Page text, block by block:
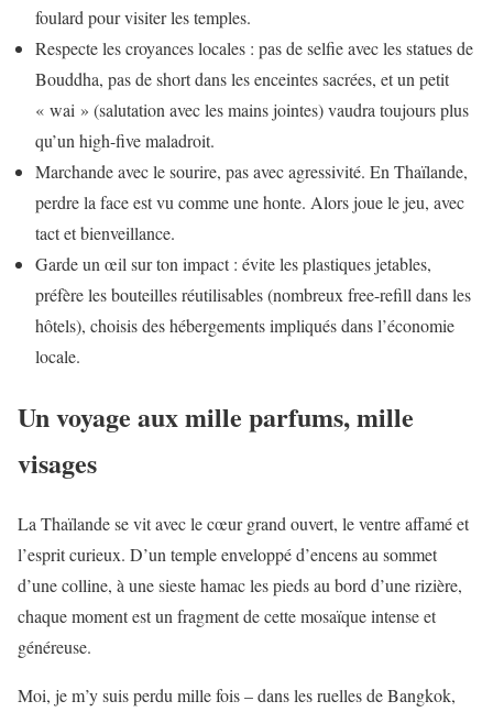
foulard pour visiter les temples.
Respecte les croyances locales : pas de selfie avec les statues de
Bouddha, pas de short dans les enceintes sacrées, et un petit
« wai » (salutation avec les mains jointes) vaudra toujours plus
qu’un high-five maladroit.
Marchande avec le sourire, pas avec agressivité. En Thaïlande,
perdre la face est vu comme une honte. Alors joue le jeu, avec
tact et bienveillance.
Garde un œil sur ton impact : évite les plastiques jetables,
préfère les bouteilles réutilisables (nombreux free-refill dans les
hôtels), choisis des hébergements impliqués dans l’économie
locale.
Un voyage aux mille parfums, mille
visages
La Thaïlande se vit avec le cœur grand ouvert, le ventre affamé et
l’esprit curieux. D’un temple enveloppé d’encens au sommet
d’une colline, à une sieste hamac les pieds au bord d’une rizière,
chaque moment est un fragment de cette mosaïque intense et
généreuse.
Moi, je m’y suis perdu mille fois – dans les ruelles de Bangkok,